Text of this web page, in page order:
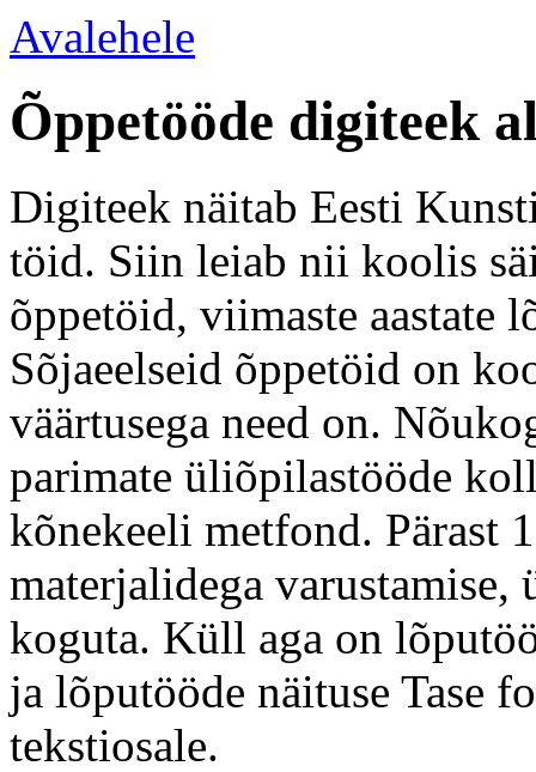
Avalehele
Õppetööde digiteek
Digiteek näitab Eesti
töid. Siin leiab nii koolis
õppetöid, viimaste aastate
Sõjaeelseid õppetöid on
väärtusega need on.
parimate üliõpilastööde
kõnekeeli metfond. Pärast
materjalidega varustamise,
koguta. Küll aga on
ja lõputööde näituse Tase
tekstiosale.